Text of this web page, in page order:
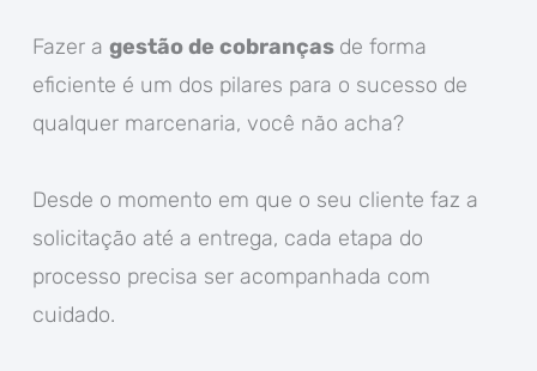
Fazer a gestão de cobranças de forma
eficiente é um dos pilares para o sucesso de
qualquer marcenaria, você não acha?
Desde o momento em que o seu cliente faz a
solicitação até a entrega, cada etapa do
processo precisa ser acompanhada com
cuidado.